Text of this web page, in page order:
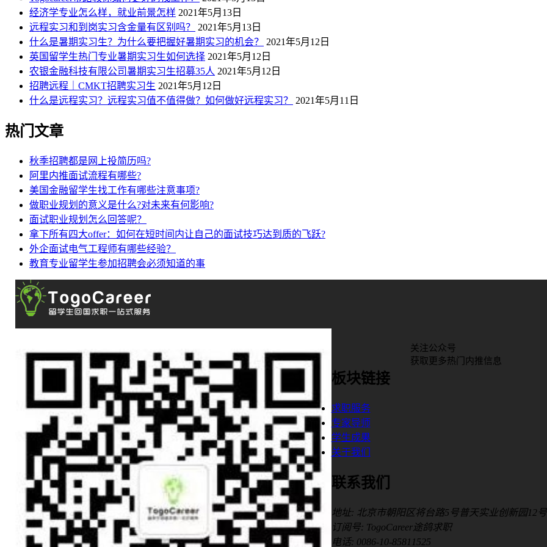
经济学专业怎么样，就业前景怎样 2021年5月13日
远程实习和到岗实习含金量有区别吗？
2021年5月13日
什么是暑期实习生？为什么要把握好暑期实习的机会？
2021年5月12日
英国留学生热门专业暑期实习生如何选择 2021年5月12日
农银金融科技有限公司暑期实习生招募35人 2021年5月12日
招聘远程｜CMKT招聘实习生 2021年5月12日
什么是远程实习？远程实习值不值得做？如何做好远程实习？
2021年5月11日
热门文章
秋季招聘都是网上投简历吗?
阿里内推面试流程有哪些?
美国金融留学生找工作有哪些注意事项?
做职业规划的意义是什么?对未来有何影响?
面试职业规划怎么回答呢？
拿下所有四大offer：如何在短时间内让自己的面试技巧达到质的飞跃?
外企面试电气工程师有哪些经验？
教育专业留学生参加招聘会必须知道的事
关注公众号
获取更多热门内推信息
板块链接
求职服务
专家导师
学生成果
关于我们
联系我们
地址: 北京市朝阳区将台路5号普天实业创新园12
订阅号: TogoCareer途鸽求职
电话: 0086-10-85811525